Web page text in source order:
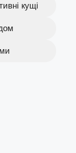
кущі